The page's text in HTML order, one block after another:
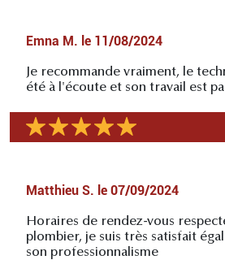
Emna M. le 11/08/2024
Je recommande vraiment, le
été à l'écoute et son travail est
Matthieu S. le 07/09/2024
Horaires de rendez-vous
plombier, je suis très satisfait
son professionnalisme